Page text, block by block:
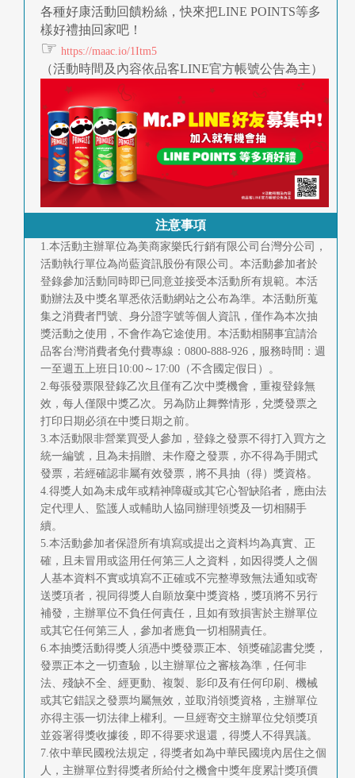
各種好康活動回饋粉絲，快來把LINE POINTS等多
樣好禮抽回家吧！
☞ https://maac.io/1Itm5
（活動時間及內容依品客LINE官方帳號公告為主）
注意事項
1.本活動主辦單位為美商家樂氏行銷有限公司台灣分公司，
活動執行單位為尚藍資訊股份有限公司。本活動參加者於
登錄參加活動同時即已同意並接受本活動所有規範。本活
動辦法及中獎名單悉依活動網站之公布為準。本活動所蒐
集之消費者門號、身分證字號等個人資訊，僅作為本次抽
獎活動之使用，不會作為它途使用。本活動相關事宜請洽
品客台灣消費者免付費專線：0800-888-926，服務時間：週
一至週五上班日10:00～17:00（不含國定假日）。
2.每張發票限登錄乙次且僅有乙次中獎機會，重複登錄無
效，每人僅限中獎乙次。另為防止舞弊情形，兌獎發票之
打印日期必須在中獎日期之前。
3.本活動限非營業買受人參加，登錄之發票不得打入買方之
統一編號，且為未捐贈、未作廢之發票，亦不得為手開式
發票，若經確認非屬有效發票，將不具抽（得）獎資格。
4.得獎人如為未成年或精神障礙或其它心智缺陷者，應由法
定代理人、監護人或輔助人協同辦理領獎及一切相關手
續。
5.本活動參加者保證所有填寫或提出之資料均為真實、正
確，且未冒用或盜用任何第三人之資料，如因得獎人之個
人基本資料不實或填寫不正確或不完整導致無法通知或寄
送獎項者，視同得獎人自願放棄中獎資格，獎項將不另行
補發，主辦單位不負任何責任，且如有致損害於主辦單位
或其它任何第三人，參加者應負一切相關責任。
6.本抽獎活動得獎人須憑中獎發票正本、領獎確認書兌獎，
發票正本之一切查驗，以主辦單位之審核為準，任何非
法、殘缺不全、經更動、複製、影印及有任何印刷、機械
或其它錯誤之發票均屬無效，並取消領獎資格，主辦單位
亦得主張一切法律上權利。一旦經寄交主辦單位兌領獎項
並簽署得獎收據後，即不得要求退還，得獎人不得異議。
7.依中華民國稅法規定，得獎者如為中華民國境內居住之個
人，主辦單位對得獎者所給付之機會中獎年度累計獎項價